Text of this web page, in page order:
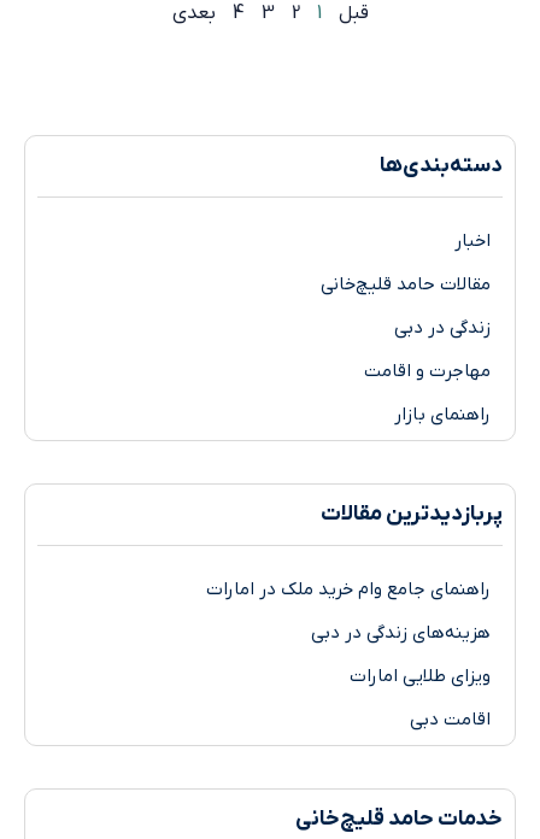
قبل 1
2
3
4 بعدی
دسته‌بندی‌ها
اخبار
مقالات حامد قلیچ‌خانی
زندگی در دبی
مهاجرت و اقامت
راهنمای بازار
پر‌بازدیدترین مقالات
راهنمای جامع وام خرید ملک در امارات
هزینه‌های زندگی در دبی
ویزای طلایی امارات
اقامت دبی
خدمات حامد قلیچ‌خانی